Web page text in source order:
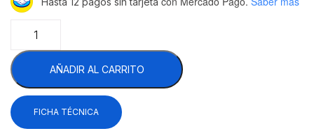
CHPC-
460
Congelador
Horizontal
Puerta
Cristal
AÑADIR AL CARRITO
FICHA TÉCNICA